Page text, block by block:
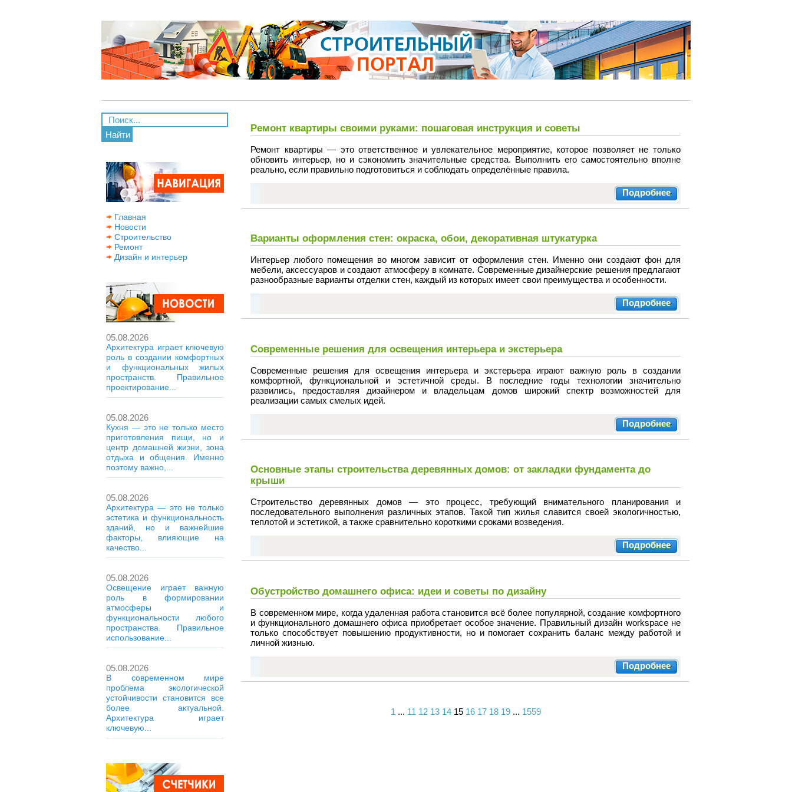
Найти
Главная
Новости
Строительство
Ремонт
Дизайн и интерьер
05.08.2026
Архитектура играет ключевую
роль в создании комфортных
и функциональных жилых
пространств. Правильное
проектирование...
05.08.2026
Кухня — это не только место
приготовления пищи, но и
центр домашней жизни, зона
отдыха и общения. Именно
поэтому важно,...
05.08.2026
Архитектура — это не только
эстетика и функциональность
зданий, но и важнейшие
факторы, влияющие на
качество...
05.08.2026
Освещение играет важную
роль в формировании
атмосферы и
функциональности любого
пространства. Правильное
использование...
05.08.2026
В современном мире
проблема экологической
устойчивости становится все
более актуальной.
Архитектура играет
ключевую...
Ремонт квартиры своими руками: пошаговая инструкция и советы
Ремонт квартиры — это ответственное и увлекательное мероприятие, которое позволяет не только
обновить интерьер, но и сэкономить значительные средства. Выполнить его самостоятельно вполне
реально, если правильно подготовиться и соблюдать определённые правила.
Подробнее
Варианты оформления стен: окраска, обои, декоративная штукатурка
Интерьер любого помещения во многом зависит от оформления стен. Именно они создают фон для
мебели, аксессуаров и создают атмосферу в комнате. Современные дизайнерские решения предлагают
разнообразные варианты отделки стен, каждый из которых имеет свои преимущества и особенности.
Подробнее
Современные решения для освещения интерьера и экстерьера
Современные решения для освещения интерьера и экстерьера играют важную роль в создании
комфортной, функциональной и эстетичной среды. В последние годы технологии значительно
развились, предоставляя дизайнером и владельцам домов широкий спектр возможностей для
реализации самых смелых идей.
Подробнее
Основные этапы строительства деревянных домов: от закладки фундамента до
крыши
Строительство деревянных домов — это процесс, требующий внимательного планирования и
последовательного выполнения различных этапов. Такой тип жилья славится своей экологичностью,
теплотой и эстетикой, а также сравнительно короткими сроками возведения.
Подробнее
Обустройство домашнего офиса: идеи и советы по дизайну
В современном мире, когда удаленная работа становится всё более популярной, создание комфортного
и функционального домашнего офиса приобретает особое значение. Правильный дизайн workspace не
только способствует повышению продуктивности, но и помогает сохранить баланс между работой и
личной жизнью.
Подробнее
1 ... 11 12 13 14 15 16 17 18 19 ... 1559